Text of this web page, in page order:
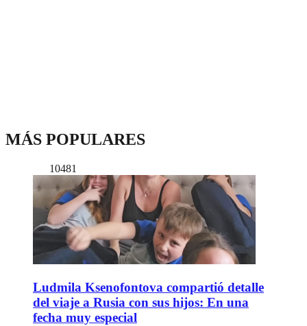
MÁS POPULARES
10481
Ludmila Ksenofontova compartió detalle
del viaje a Rusia con sus hijos: En una
fecha muy especial